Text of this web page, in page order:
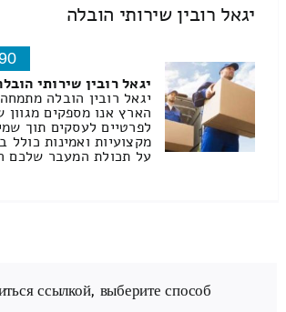
יגאל רובין שירותי הובלה
יגאל רובין שירותי
יגאל רובין הובלה
הארץ אנו מספקים מגוון
לפרטיים לעסקים תוך
מקצועיות ואמינות כולל
על תכולת המעבר
ссылкой, выберите способ!